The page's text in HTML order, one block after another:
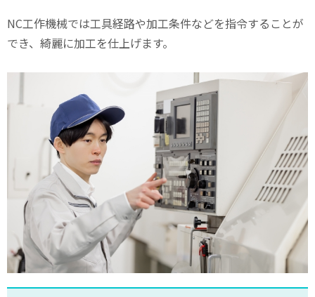
NC工作機械では工具経路や加工条件などを指令することが
でき、綺麗に加工を仕上げます。